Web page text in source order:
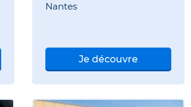
Nantes
Je découvre